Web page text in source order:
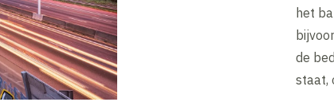
het
de
staat,